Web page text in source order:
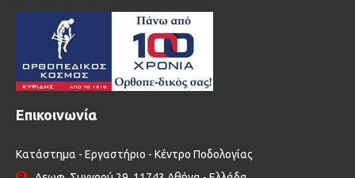
Επικοινωνία
Κατάστημα - Εργαστήριο - Κέντρο Ποδολογίας